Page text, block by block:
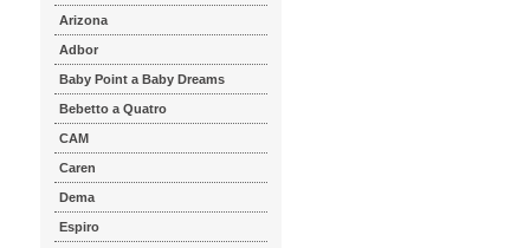
Arizona
Adbor
Baby Point a Baby Dreams
Bebetto a Quatro
CAM
Caren
Dema
Espiro